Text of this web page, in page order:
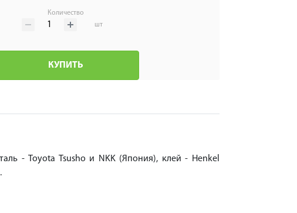
Количество
шт
КУПИТЬ
- Toyota Tsusho и NKK (Япония), клей - Henkel